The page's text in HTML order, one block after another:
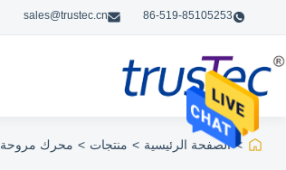
86-519-85105253
sales@trustec.cn
> الصفحة الرئيسية > منتجات > محرك مروحة BLDC